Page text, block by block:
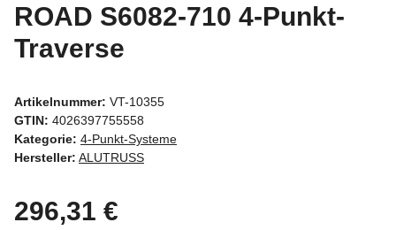
ROAD S6082-710 4-Punkt-
Traverse
Artikelnummer: VT-10355
GTIN: 4026397755558
Kategorie: 4-Punkt-Systeme
Hersteller: ALUTRUSS
296,31 €